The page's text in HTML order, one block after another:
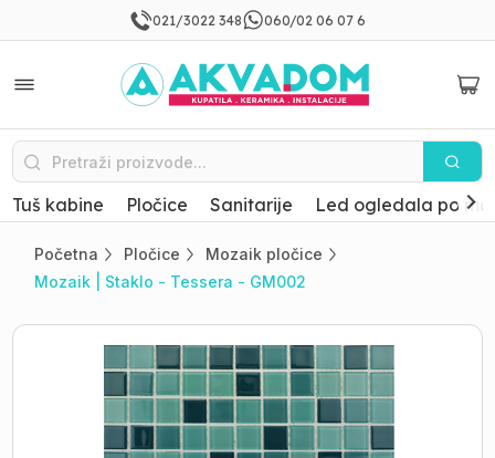
021/3022 348 060/02 06 07 6
Tuš kabine Pločice Sanitarije Led ogledala po
Početna Pločice
Mozaik pločice
Mozaik | Staklo - Tessera - GM002